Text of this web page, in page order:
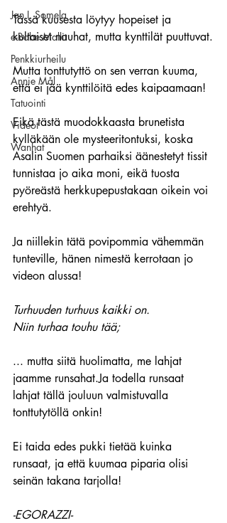
Jan I. Somela
e-Babe Mallit
Penkkiurheilu
Annie Mål
Tatuointi
Videot
Wanhat
Tässä kuusesta löytyy hopeiset ja
kultaiset nauhat, mutta kynttilät puuttuvat.
Mutta tonttutyttö on sen verran kuuma,
että ei jää kynttilöitä edes kaipaamaan!
Eikä tästä muodokkaasta brunetista
kylläkään ole mysteeritontuksi, koska
Asalin Suomen parhaiksi äänestetyt tissit
tunnistaa jo aika moni, eikä tuosta
pyöreästä herkkupepustakaan oikein voi
erehtyä.
Ja niillekin tätä povipommia vähemmän
tunteville, hänen nimestä kerrotaan jo
videon alussa!
Turhuuden turhuus kaikki on.
Niin turhaa touhu tää;
... mutta siitä huolimatta, me lahjat
jaamme runsahat.Ja todella runsaat
lahjat tällä jouluun valmistuvalla
tonttutytöllä onkin!
Ei taida edes pukki tietää kuinka
runsaat, ja että kuumaa piparia olisi
seinän takana tarjolla!
-EGORAZZI-